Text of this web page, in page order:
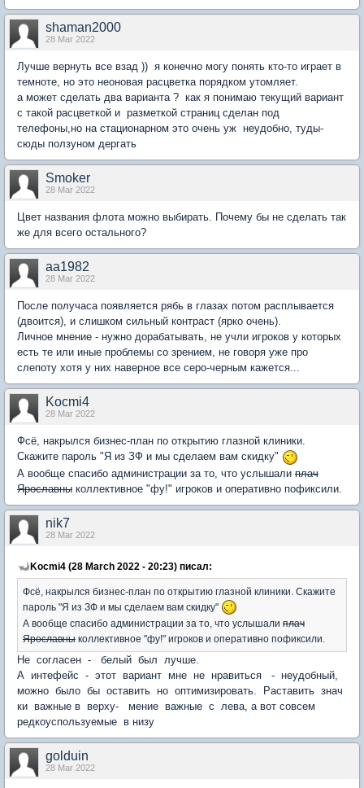
shaman2000
28 Mar 2022
Лучше вернуть все взад )) я конечно могу понять кто-то играет в
темноте, но это неоновая расцветка порядком утомляет.
а может сделать два варианта ? как я понимаю текущий вариант
с такой расцветкой и разметкой страниц сделан под
телефоны,но на стационарном это очень уж неудобно, туды-
сюды ползуном дергать
Smoker
28 Mar 2022
Цвет названия флота можно выбирать. Почему бы не сделать так
же для всего остального?
aa1982
28 Mar 2022
После получаса появляется рябь в глазах потом расплывается
(двоится), и слишком сильный контраст (ярко очень).
Личное мнение - нужно дорабатывать, не учли игроков у которых
есть те или иные проблемы со зрением, не говоря уже про
слепоту хотя у них наверное все серо-черным кажется...
Kocmi4
28 Mar 2022
Фсё, накрылся бизнес-план по открытию глазной клиники.
Скажите пароль "Я из ЗФ и мы сделаем вам скидку"
А вообще спасибо администрации за то, что услышали плач
Ярославны коллективное "фу!" игроков и оперативно пофиксили.
nik7
28 Mar 2022
Kocmi4 (28 March 2022 - 20:23) писал:
Фсё, накрылся бизнес-план по открытию глазной клиники. Скажите
пароль "Я из ЗФ и мы сделаем вам скидку"
А вообще спасибо администрации за то, что услышали плач
Ярославны коллективное "фу!" игроков и оперативно пофиксили.
Не согласен - белый был лучше.
А интефейс - этот вариант мне не нравиться - неудобный,
можно было бы оставить но оптимизировать. Раставить знач
ки важные в верху- мение важные с лева, а вот совсем
редкоуспользуемые в низу
golduin
28 Mar 2022